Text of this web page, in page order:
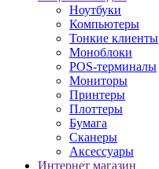
Ноутбуки
Компьютеры
Тонкие клиенты
Моноблоки
POS-терминалы
Мониторы
Принтеры
Плоттеры
Бумага
Сканеры
Аксессуары
Интернет магазин